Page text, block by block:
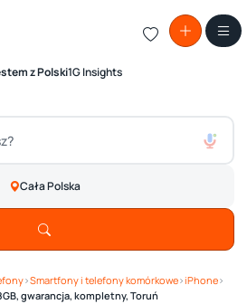
z Polski1G Insights
Cała Polska
›Smartfony i telefony komórkowe›iPhone›
gwarancja, kompletny, Toruń
1/ 4 Zobacz galerię